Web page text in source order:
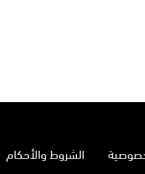
الشروط والأحكام